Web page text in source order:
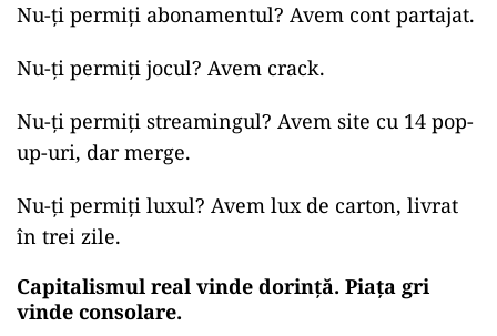
Nu-ți permiți abonamentul? Avem cont partajat.
Nu-ți permiți jocul? Avem crack.
Nu-ți permiți streamingul? Avem site cu 14 pop-
up-uri, dar merge.
Nu-ți permiți luxul? Avem lux de carton, livrat
în trei zile.
Capitalismul real vinde dorință. Piața gri
vinde consolare.